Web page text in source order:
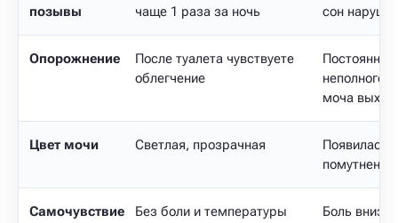
позывы
чаще 1 раза за ночь
сон
Опорожнение
После туалета чувствуете
облегчение
неполного
моча
Цвет мочи Светлая, прозрачная
Появилась
Самочувствие Без боли и температуры
Боль внизу